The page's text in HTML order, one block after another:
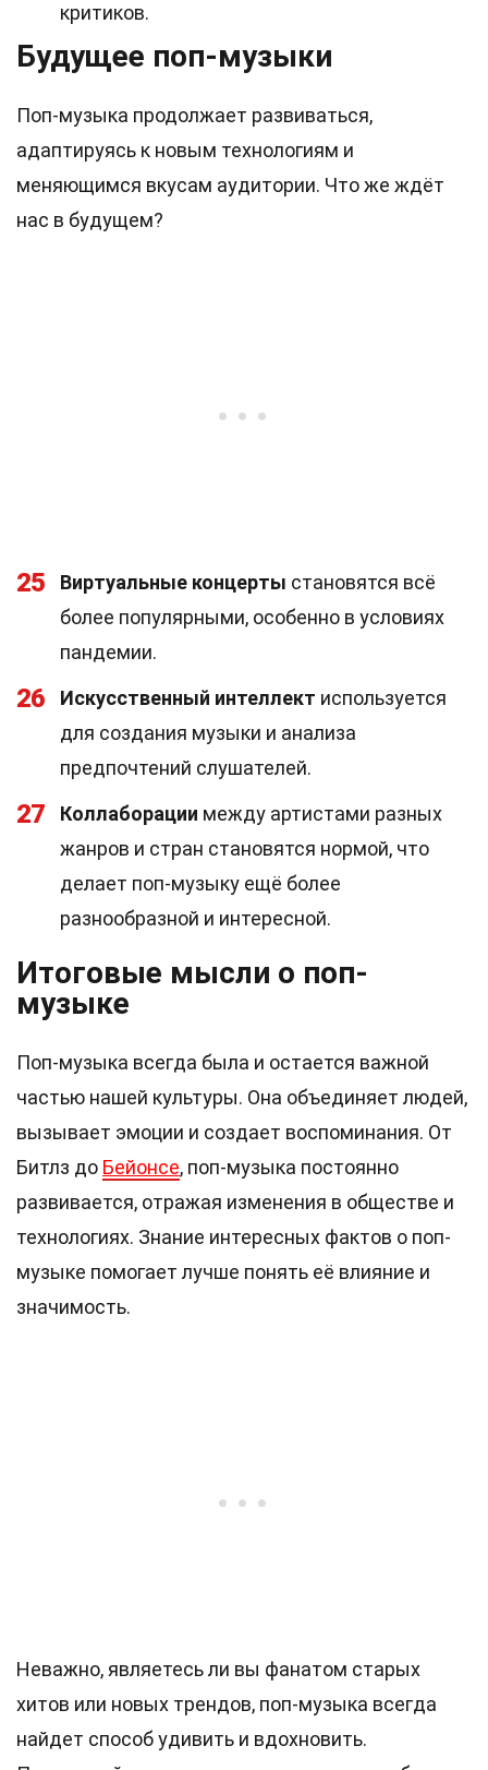
критиков.
Будущее поп-музыки
Поп-музыка продолжает развиваться,
адаптируясь к новым технологиям и
меняющимся вкусам аудитории. Что же ждёт
нас в будущем?
25 Виртуальные концерты становятся всё
более популярными, особенно в условиях
пандемии.
26 Искусственный интеллект используется
для создания музыки и анализа
предпочтений слушателей.
27 Коллаборации между артистами разных
жанров и стран становятся нормой, что
делает поп-музыку ещё более
разнообразной и интересной.
Итоговые мысли о поп-
музыке
Поп-музыка всегда была и остается важной
частью нашей культуры. Она объединяет людей,
вызывает эмоции и создает воспоминания. От
Битлз до Бейонсе, поп-музыка постоянно
развивается, отражая изменения в обществе и
технологиях. Знание интересных фактов о поп-
музыке помогает лучше понять её влияние и
значимость.
Неважно, являетесь ли вы фанатом старых
хитов или новых трендов, поп-музыка всегда
найдет способ удивить и вдохновить.